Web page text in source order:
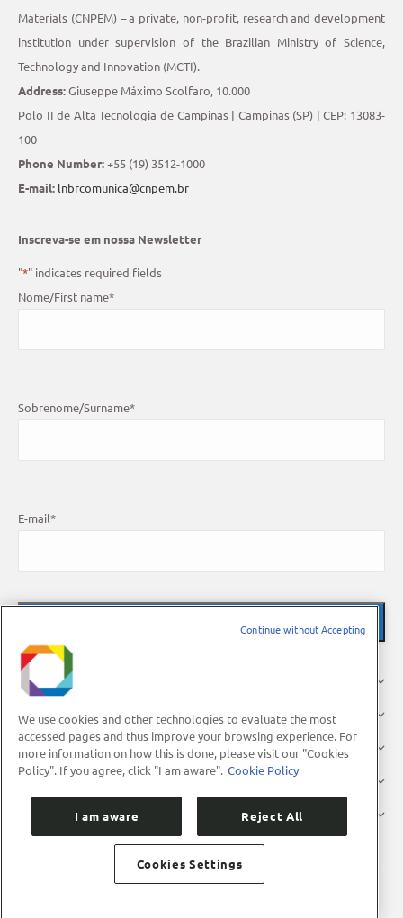
Materials (CNPEM) – a private, non-profit, research and development
institution under supervision of the Brazilian Ministry of Science,
Technology and Innovation (MCTI).
Address:Giuseppe Máximo Scolfaro, 10.000
Polo II de Alta Tecnologia de Campinas | Campinas (SP) | CEP: 13083-
100
Phone Number:+55 (19) 3512-1000
E-mail: lnbrcomunica@cnpem.br
Inscreva-se em nossa Newsletter
"*" indicates required fields
Nome/First name*
Sobrenome/Surname*
E-mail*
About Us
Research
Industry
Users
We use cookies and other technologies to evaluate the most
accessed pages and thus improve your browsing experience. For
more information on how this is done, please visit our "Cookies
Policy". If you agree, click "I am aware". Cookie Policy
I am aware Reject All
Cookies Settings
Continue without Accepting